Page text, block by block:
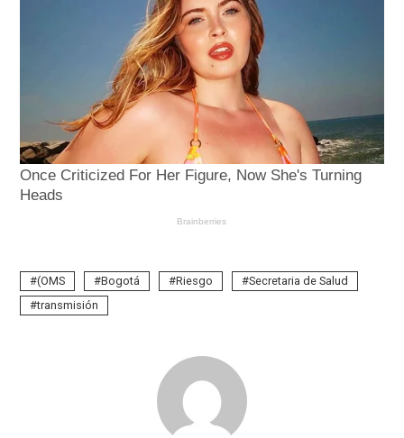
(OMS Bogotá Riesgo
Secretaria de Salud
transmisión